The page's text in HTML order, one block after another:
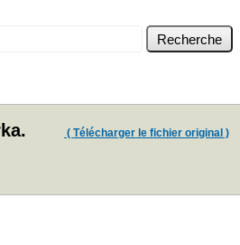
( Télécharger le fichier original )